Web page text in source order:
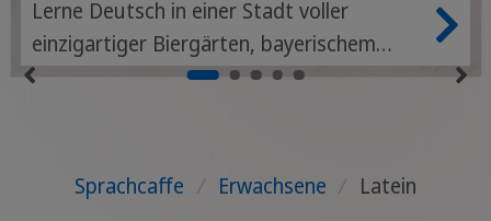
Lerne Deutsch in einer Stadt voller
einzigartiger Biergärten, bayerischem
Charme und erstklassigem urbanem
Sprachcaffe / Erwachsene / Latein